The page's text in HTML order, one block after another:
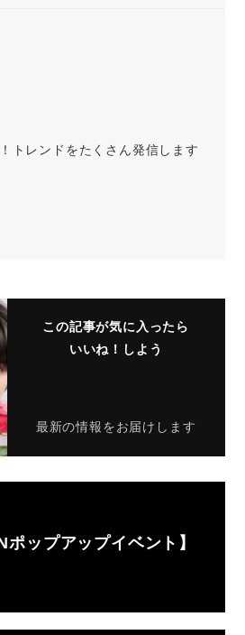
トレンドをたくさん発信します
この記事が気に入ったら
いいね！しよう
最新の情報をお届けします
ポップアップイベント】